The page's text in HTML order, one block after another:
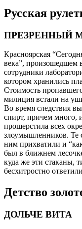
Русская
ПРЕЗРЕННЫЙ
Красноярская
века”,
сотрудники
котором хранились
Стоимость
милиция встали на
Во время следствия
спирт, причем много,
прошерстила всех
злоумышленников. Те
ним прихватили и
был в ближнем
куда же эти стаканы,
бесхитростно
Детство
ДОЛЬЧЕ ВИТА